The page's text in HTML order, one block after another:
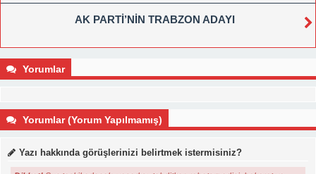
AK PARTİ’NİN TRABZON ADAYI
Yorumlar
Yorumlar (Yorum Yapılmamış)
Yazı hakkında görüşlerinizi belirtmek istermisiniz?